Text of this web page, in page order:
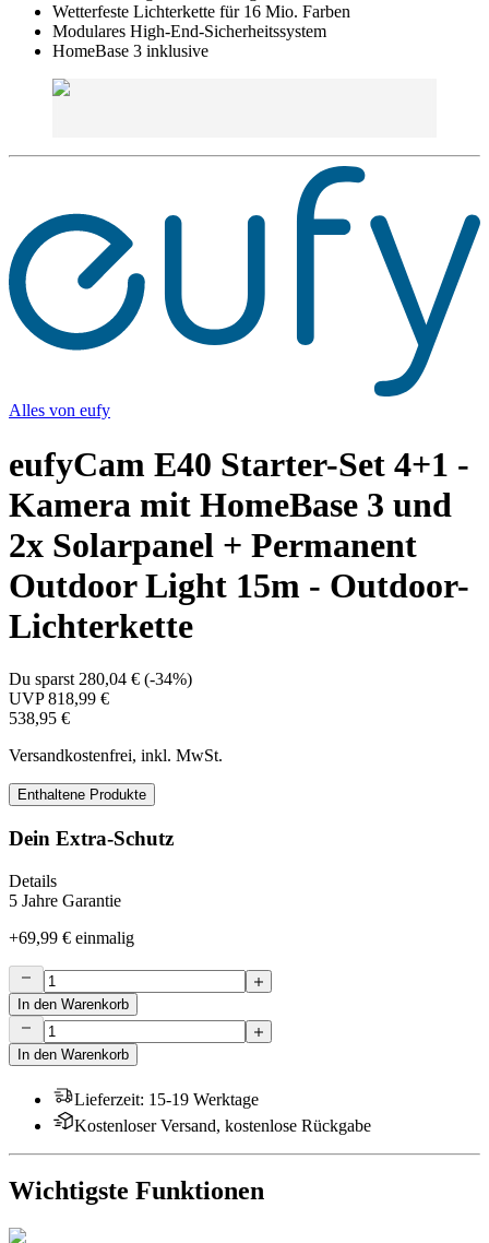
Wetterfeste Lichterkette für 16 Mio. Farben
Modulares High-End-Sicherheitssystem
HomeBase 3 inklusive
Alles von eufy
eufyCam E40 Starter-Set 4+1 -
Kamera mit HomeBase 3 und
2x Solarpanel + Permanent
Outdoor Light 15m - Outdoor-
Lichterkette
Du sparst 280,04 € (-34%)
UVP818,99 €
538,95 €
Versandkostenfrei, inkl. MwSt.
Enthaltene Produkte
Dein Extra-Schutz
Details
5 Jahre Garantie
+69,99 € einmalig
In den Warenkorb
In den Warenkorb
Lieferzeit: 15-19 Werktage
Kostenloser Versand, kostenlose Rückgabe
Wichtigste Funktionen